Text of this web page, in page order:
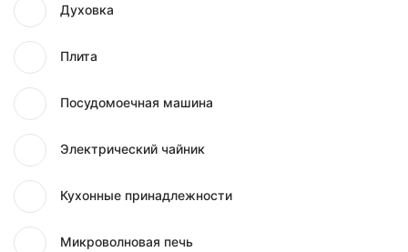
Духовка
Плита
Посудомоечная машина
Электрический чайник
Кухонные принадлежности
Микроволновая печь